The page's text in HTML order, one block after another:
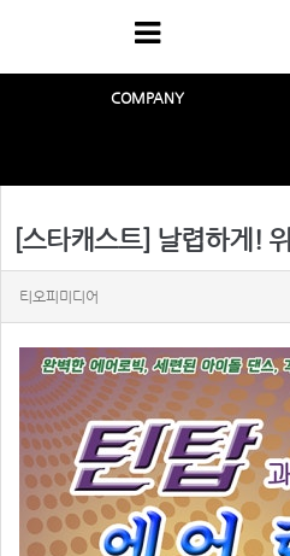
COMPANY
[스타캐스트] 날렵하게!
티오피미디어